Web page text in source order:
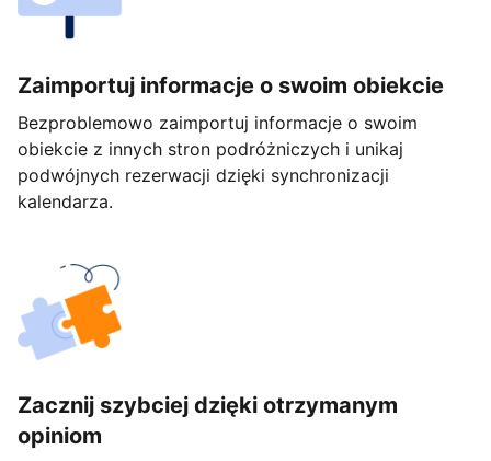
Zaimportuj informacje o swoim obiekcie
Bezproblemowo zaimportuj informacje o swoim
obiekcie z innych stron podróżniczych i unikaj
podwójnych rezerwacji dzięki synchronizacji
kalendarza.
Zacznij szybciej dzięki otrzymanym
opiniom